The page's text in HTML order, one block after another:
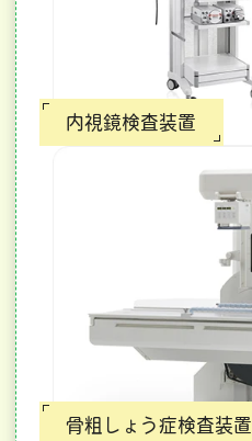
内視鏡検査装置
骨粗しょう症検査装置